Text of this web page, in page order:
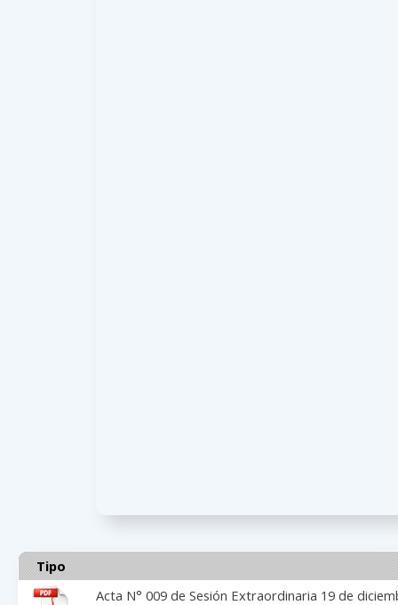
Tipo
Acta N° 009 de Sesión Extraordinaria 19 de